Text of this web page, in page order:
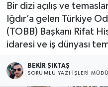
Bir dizi açılış ve
Iğdır’a gelen Türkiye
(TOBB) Başkanı Rifat
idaresi ve iş dünyası
BEKIR ŞIKTAŞ
SORUMLU YAZI İŞLERI